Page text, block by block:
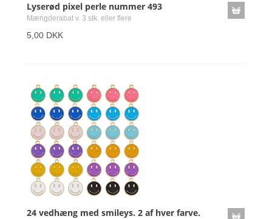
Lyserød pixel perle nummer 493
Mængderabat v. 3 stk. eller flere
5,00 DKK
24 vedhæng med smileys. 2 af hver farve.